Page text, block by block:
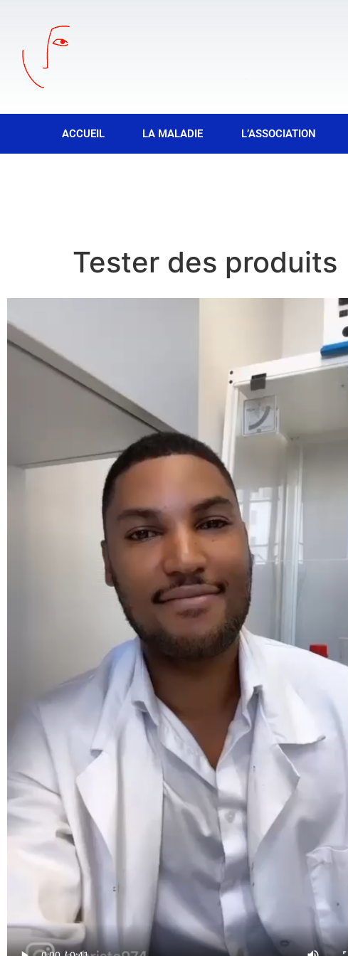
ACCUEIL LA MALADIE L’ASSOCIATION
Tester des produits